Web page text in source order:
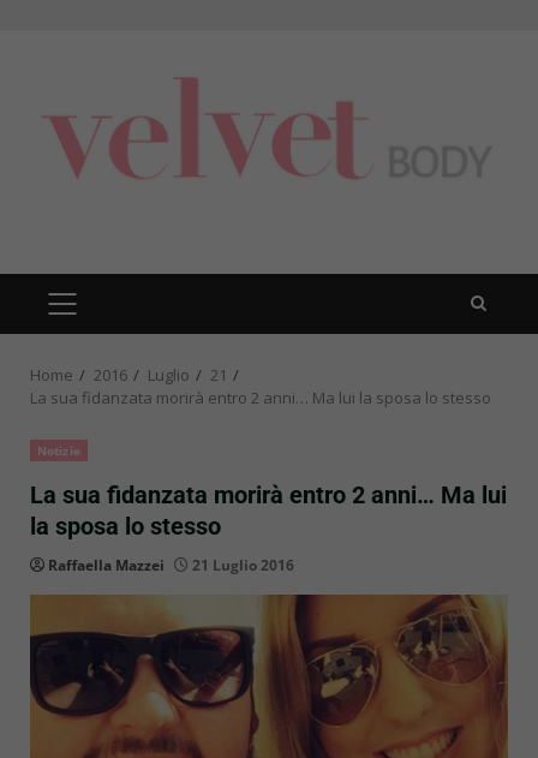
PRIMARY
MENU
Home 2016 Luglio
21
La sua fidanzata morirà entro 2 anni… Ma lui la sposa lo stesso
Notizie
La sua fidanzata morirà entro 2 anni… Ma lui
la sposa lo stesso
Raffaella Mazzei 21 Luglio 2016